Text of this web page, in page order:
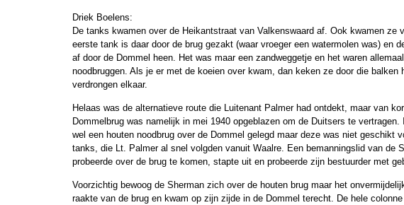
Driek Boelens:
De tanks kwamen over de Heikantstraat van Valkenswaard af. Ook kwamen ze
eerste tank is daar door de brug gezakt (waar vroeger een watermolen was) en
af door de Dommel heen. Het was maar een zandweggetje en het waren
noodbruggen. Als je er met de koeien over kwam, dan keken ze door die balken
verdrongen elkaar.
Helaas was de alternatieve route die Luitenant Palmer had ontdekt, maar van
Dommelbrug was namelijk in mei 1940 opgeblazen om de Duitsers te vertragen.
wel een houten noodbrug over de Dommel gelegd maar deze was niet geschikt
tanks, die Lt. Palmer al snel volgden vanuit Waalre. Een bemanningslid van de
probeerde over de brug te komen, stapte uit en probeerde zijn bestuurder met
Voorzichtig bewoog de Sherman zich over de houten brug maar het
raakte van de brug en kwam op zijn zijde in de Dommel terecht. De hele